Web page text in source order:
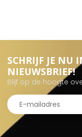
SCHRIJF JE NU
NIEUWSBRIEF!
Blijf op de hoogte